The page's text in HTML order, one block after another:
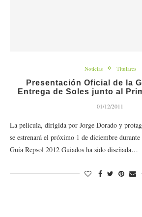
Noticias Titulares
Presentación Oficial de la
Entrega de Soles junto al
01/12/2011
La película, dirigida por Jorge Dorado y
se estrenará el próximo 1 de diciembre
Guía Repsol 2012 Guiados ha sido diseñada…